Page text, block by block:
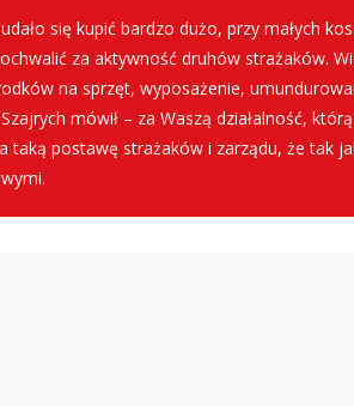
się kupić bardzo dużo, przy małych
za aktywność druhów strażaków.
na sprzęt, wyposażenie,
mówił – za Waszą działalność,
taką postawę strażaków i zarządu, że tak